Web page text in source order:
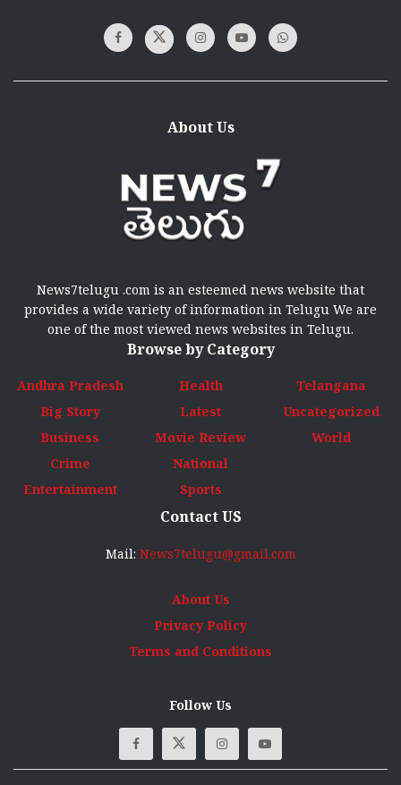
About Us
News7telugu .com is an esteemed news website that
provides a wide variety of information in Telugu We are
one of the most viewed news websites in Telugu.
Browse by Category
Andhra Pradesh
Big Story
Business
Crime
Entertainment
Health
Latest
Movie Review
National
Sports
Telangana
Uncategorized
World
Contact US
Mail: News7telugu@gmail.com
About Us
Privacy Policy
Terms and Conditions
Follow Us